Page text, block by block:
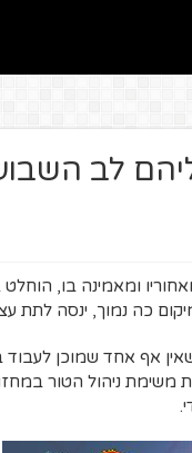
לב
ומאמינה בו,
כה נמוך, ינסה לתת
שאין אף אחד שמוכן
משימת ניהול הטור